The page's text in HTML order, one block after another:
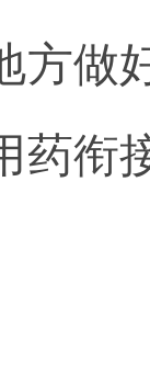
方做
药衔